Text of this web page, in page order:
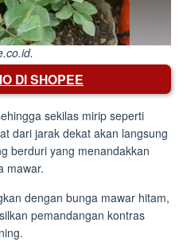
DI SHOPEE
sekilas mirip seperti
dari jarak dekat akan langsung
berduri yang menandakkan
mawar.
dengan bunga mawar hitam,
pemandangan kontras